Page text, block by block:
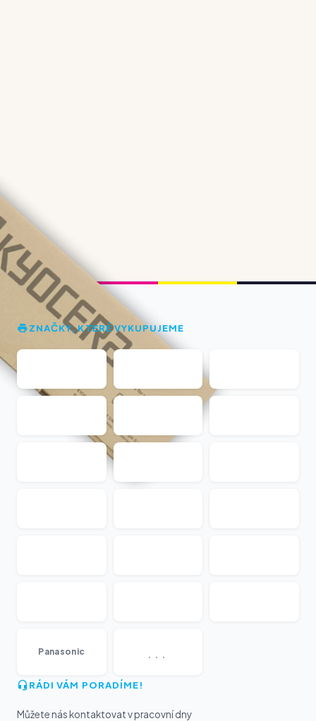
ZNAČKY, KTERÉ VYKUPUJEME
Panasonic
RÁDI VÁM PORADÍME!
Můžete nás kontaktovat v pracovní dny